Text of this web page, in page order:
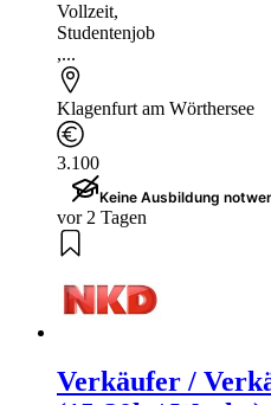
Vollzeit,
Studentenjob
,...
Klagenfurt am Wörthersee
3.100
Keine Ausbildung
vor 2 Tagen
Verkäufer /